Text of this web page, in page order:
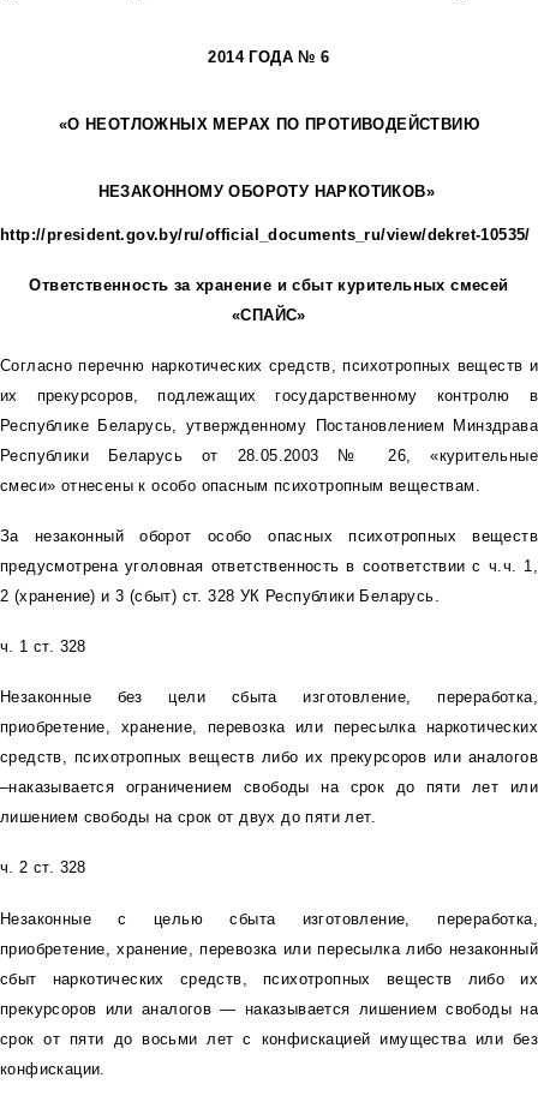
2014 ГОДА № 6
«О НЕОТЛОЖНЫХ МЕРАХ ПО ПРОТИВОДЕЙСТВИЮ
НЕЗАКОННОМУ ОБОРОТУ НАРКОТИКОВ»
http://president.gov.by/ru/official_documents_ru/view/dekret-10535/
Ответственность за хранение и сбыт курительных смесей
«СПАЙС»
Согласно перечню наркотических средств, психотропных веществ и
их прекурсоров, подлежащих государственному контролю в
Республике Беларусь, утвержденному Постановлением Минздрава
Республики Беларусь от 28.05.2003 № 26, «курительные
смеси» отнесены к особо опасным психотропным веществам.
За незаконный оборот особо опасных психотропных веществ
предусмотрена уголовная ответственность в соответствии с ч.ч. 1,
2 (хранение) и 3 (сбыт) ст. 328 УК Республики Беларусь.
ч. 1 ст. 328
Незаконные без цели сбыта изготовление, переработка,
приобретение, хранение, перевозка или пересылка наркотических
средств, психотропных веществ либо их прекурсоров или аналогов
–наказывается ограничением свободы на срок до пяти лет или
лишением свободы на срок от двух до пяти лет.
ч. 2 ст. 328
Незаконные с целью сбыта изготовление, переработка,
приобретение, хранение, перевозка или пересылка либо незаконный
сбыт наркотических средств, психотропных веществ либо их
прекурсоров или аналогов — наказывается лишением свободы на
срок от пяти до восьми лет с конфискацией имущества или без
конфискации.